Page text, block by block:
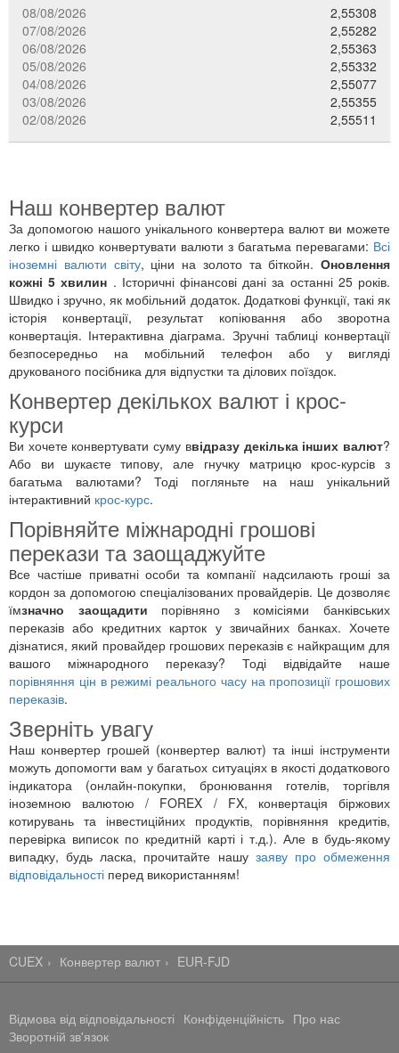
08/08/2026
2,55308
07/08/2026
2,55282
06/08/2026
2,55363
05/08/2026
2,55332
04/08/2026
2,55077
03/08/2026
2,55355
02/08/2026
2,55511
Наш конвертер валют
За допомогою нашого унікального конвертера валют ви можете
легко і швидко конвертувати валюти з багатьма перевагами: Всі
іноземні валюти світу, ціни на золото та біткойн. Оновлення
кожні 5 хвилин . Історичні фінансові дані за останні 25 років.
Швидко і зручно, як мобільний додаток. Додаткові функції, такі як
історія конвертації, результат копіювання або зворотна
конвертація. Інтерактивна діаграма. Зручні таблиці конвертації
безпосередньо на мобільний телефон або у вигляді
друкованого посібника для відпустки та ділових поїздок.
Конвертер декількох валют і крос-
курси
Ви хочете конвертувати суму ввідразу декілька інших валют?
Або ви шукаєте типову, але гнучку матрицю крос-курсів з
багатьма валютами? Тоді погляньте на наш унікальний
інтерактивний крос-курс.
Порівняйте міжнародні грошові
перекази та заощаджуйте
Все частіше приватні особи та компанії надсилають гроші за
кордон за допомогою спеціалізованих провайдерів. Це дозволяє
їмзначно заощадити порівняно з комісіями банківських
переказів або кредитних карток у звичайних банках. Хочете
дізнатися, який провайдер грошових переказів є найкращим для
вашого міжнародного переказу? Тоді відвідайте наше
порівняння цін в режимі реального часу на пропозиції грошових
переказів.
Зверніть увагу
Наш конвертер грошей (конвертер валют) та інші інструменти
можуть допомогти вам у багатьох ситуаціях в якості додаткового
індикатора (онлайн-покупки, бронювання готелів, торгівля
іноземною валютою / FOREX / FX, конвертація біржових
котирувань та інвестиційних продуктів, порівняння кредитів,
перевірка виписок по кредитній карті і т.д.). Але в будь-якому
випадку, будь ласка, прочитайте нашу заяву про обмеження
відповідальності перед використанням!
CUEX Конвертер валют EUR-FJD
Відмова від відповідальності Конфіденційність Про нас
Зворотній зв'язок